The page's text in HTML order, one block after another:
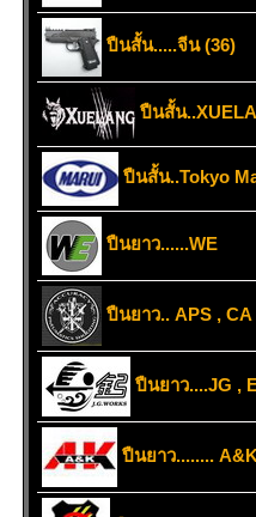
ปืนสั้น.....จีน (36)
ปืนสั้น
ปืนสั้น..Tokyo
ปืนยาว......WE
ปืนยาว.. APS , CA
ปืนยาว....JG ,
ปืนยาว........ A&K